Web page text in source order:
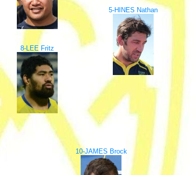
5-HINES Nathan
8-LEE Fritz
10-JAMES Brock